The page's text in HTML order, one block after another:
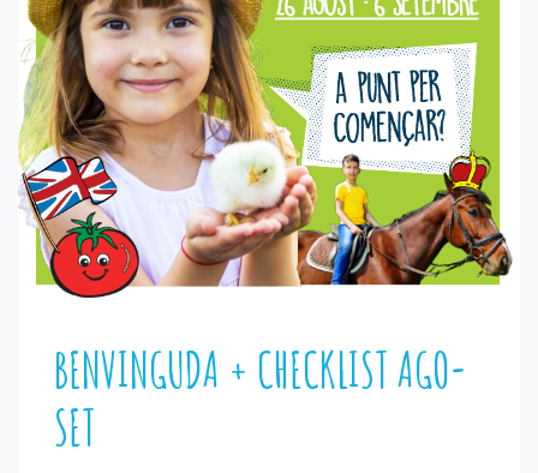
BENVINGUDA + CHECKLIST AGO-
SET